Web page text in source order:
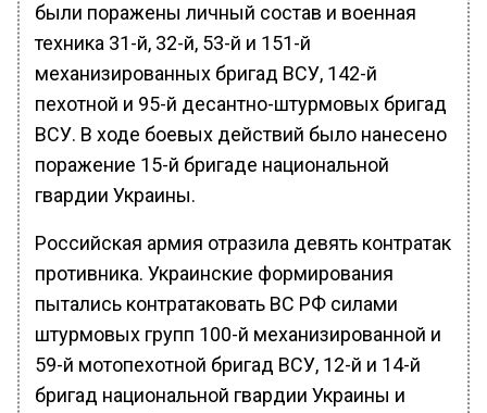
были поражены личный состав и военная
техника 31-й, 32-й, 53-й и 151-й
механизированных бригад ВСУ, 142-й
пехотной и 95-й десантно-штурмовых бригад
ВСУ. В ходе боевых действий было нанесено
поражение 15-й бригаде национальной
гвардии Украины.
Российская армия отразила девять контратак
противника. Украинские формирования
пытались контратаковать ВС РФ силами
штурмовых групп 100-й механизированной и
59-й мотопехотной бригад ВСУ, 12-й и 14-й
бригад национальной гвардии Украины и